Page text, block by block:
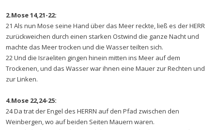
2.Mose 14,21-22:
21 Als nun Mose seine Hand über das Meer reckte, ließ es der HERR
zurückweichen durch einen starken Ostwind die ganze Nacht und
machte das Meer trocken und die Wasser teilten sich.
22 Und die Israeliten gingen hinein mitten ins Meer auf dem
Trockenen, und das Wasser war ihnen eine Mauer zur Rechten und
zur Linken.
4.Mose 22,24-25:
24 Da trat der Engel des HERRN auf den Pfad zwischen den
Weinbergen, wo auf beiden Seiten Mauern waren.